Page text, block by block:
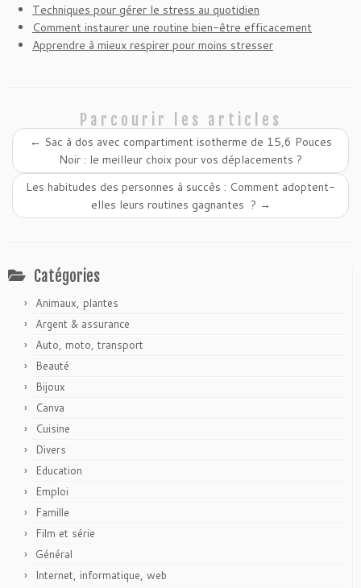
Techniques pour gérer le stress au quotidien
Comment instaurer une routine bien-être efficacement
Apprendre à mieux respirer pour moins stresser
Parcourir les articles
← Sac à dos avec compartiment isotherme de 15,6 Pouces
Noir : le meilleur choix pour vos déplacements ?
Les habitudes des personnes à succès : Comment adoptent-
elles leurs routines gagnantes ? →
Catégories
Animaux, plantes
Argent & assurance
Auto, moto, transport
Beauté
Bijoux
Canva
Cuisine
Divers
Education
Emploi
Famille
Film et série
Général
Internet, informatique, web